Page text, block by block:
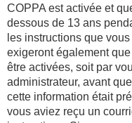
COPPA est activée et
dessous de 13 ans
les instructions que
exigeront également
être activées, soit par
administrateur, avant
cette information était
vous aviez reçu un